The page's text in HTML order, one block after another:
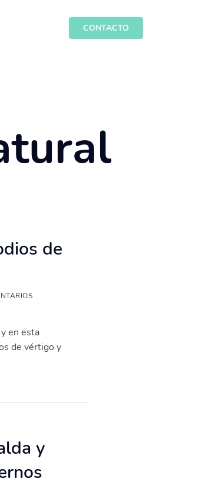
CONTACTO
de
en esta
de vértigo y
y